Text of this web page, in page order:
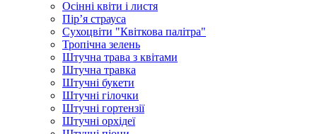
Осінні квіти і листя
Пір’я страуса
Сухоцвіти "Квіткова палітра"
Тропічна зелень
Штучна трава з квітами
Штучна травка
Штучні букети
Штучні гілочки
Штучні гортензії
Штучні орхідеї